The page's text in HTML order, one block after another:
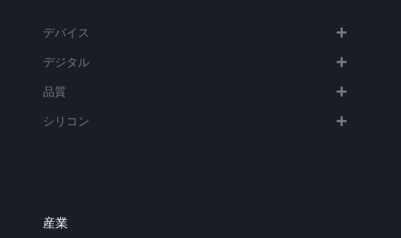
デバイス
デジタル
品質
シリコン
産業